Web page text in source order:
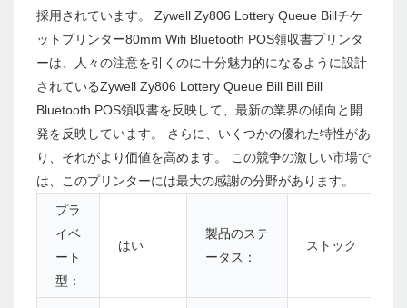
採用されています。 Zywell Zy806 Lottery Queue Billチケ
ットプリンター80mm Wifi Bluetooth POS領収書プリンタ
ーは、人々の注意を引くのに十分魅力的になるように設計
されているZywell Zy806 Lottery Queue Bill Bill Bill
Bluetooth POS領収書を反映して、最新の業界の傾向と開
発を反映しています。 さらに、いくつかの優れた特性があ
り、それがより価値を高めます。 この競争の激しい市場で
は、このプリンターには最大の感謝の分野があります。
プラ
イベ
ート
型：
はい
製品のステ
ータス：
ストック